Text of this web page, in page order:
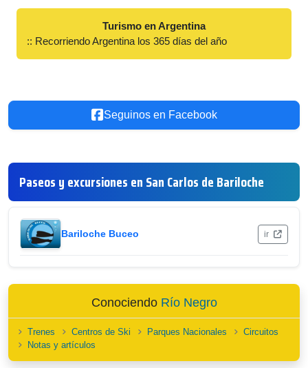
Turismo en Argentina
:: Recorriendo Argentina los 365 días del año
Seguinos en Facebook
Paseos y excursiones en San Carlos de Bariloche
Bariloche Buceo ir
Conociendo Río Negro
Trenes Centros de Ski Parques Nacionales
Circuitos
Notas y artículos